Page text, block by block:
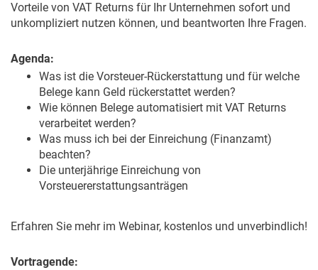
Vorteile von VAT Returns für Ihr Unternehmen sofort und
unkompliziert nutzen können, und beantworten Ihre Fragen.
Agenda:
Was ist die Vorsteuer-Rückerstattung und für welche
Belege kann Geld rückerstattet werden?
Wie können Belege automatisiert mit VAT Returns
verarbeitet werden?
Was muss ich bei der Einreichung (Finanzamt)
beachten?
Die unterjährige Einreichung von
Vorsteuererstattungsanträgen
Erfahren Sie mehr im Webinar, kostenlos und unverbindlich!
Vortragende: